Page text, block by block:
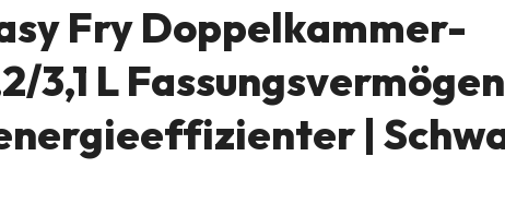
Fry Doppelkammer-
L
|